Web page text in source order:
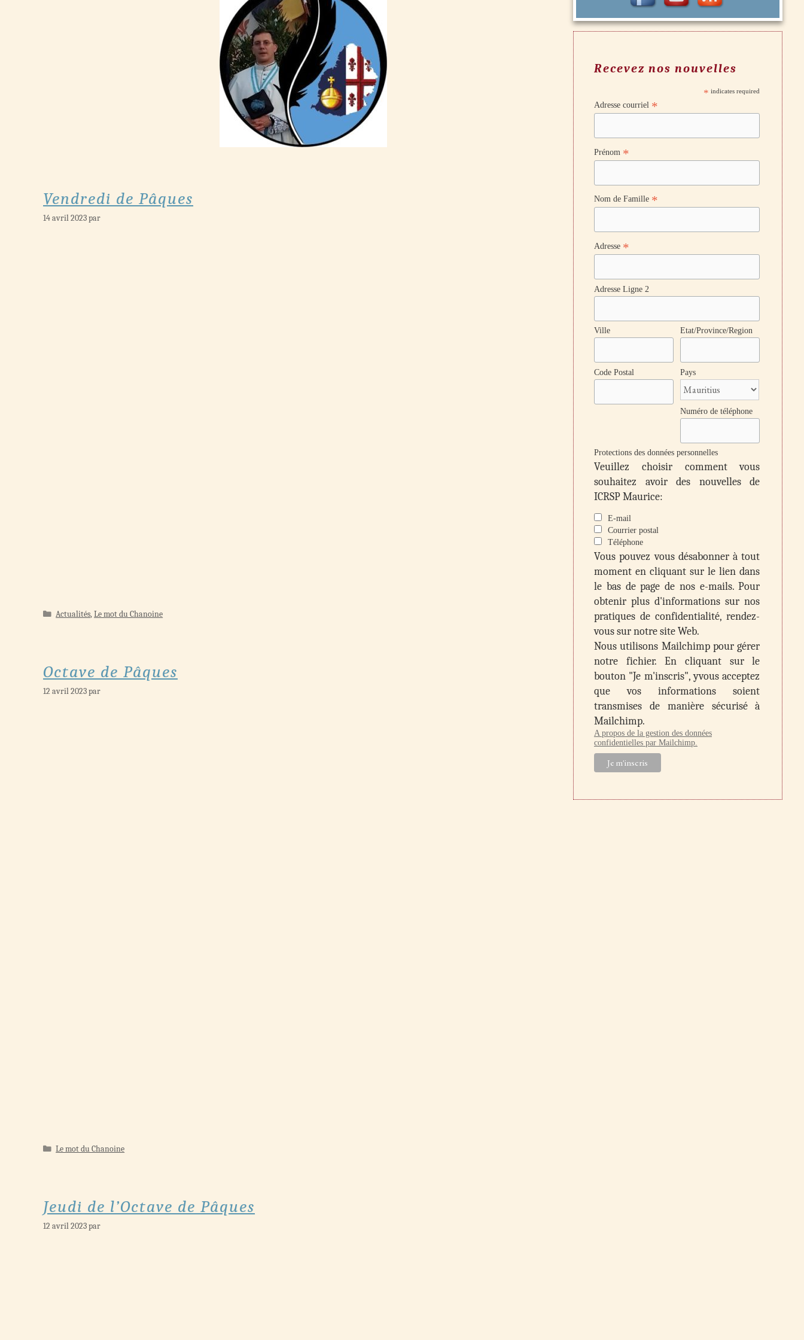
Vendredi de Pâques
14 avril 2023 par
Catégories
Actualités,Le mot du Chanoine
Octave de Pâques
12 avril 2023 par
Catégories
Le mot du Chanoine
Jeudi de l’Octave de Pâques
12 avril 2023 par
Recevez nos nouvelles
* indicates required
Adresse courriel *
Prénom *
Nom de Famille *
Adresse *
Adresse Ligne 2
Ville Etat/Province/Region
Code Postal Pays
Numéro de téléphone
Protections des données personnelles
Veuillez choisir comment vous
souhaitez avoir des nouvelles de
ICRSP Maurice:
E-mail
Courrier postal
Téléphone
Vous pouvez vous désabonner à tout
moment en cliquant sur le lien dans
le bas de page de nos e-mails. Pour
obtenir plus d'informations sur nos
pratiques de confidentialité, rendez-
vous sur notre site Web.
Nous utilisons Mailchimp pour gérer
notre fichier. En cliquant sur le
bouton "Je m'inscris", yvous acceptez
que vos informations soient
transmises de manière sécurisé à
Mailchimp.
A propos de la gestion des données
confidentielles par Mailchimp.